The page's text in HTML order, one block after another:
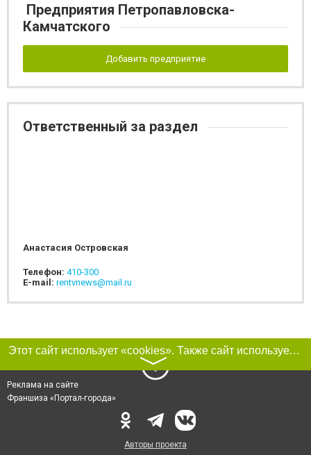
Предприятия Петропавловска-
Камчатского
Добавить предприятие
Ответственный за раздел
Анастасия Островская
Телефон: 410-300
E-mail: rentvnews@mail.ru
Этот сайт использует «cookies». Также сайт использует интернет-сервис для сбора технических данных касательно посетителей с целью получения маркетинговой и статистической информации. Условия обработки данных посетителей сайта см.
〉
Реклама на сайте
Франшиза «Портал-города»
Авторы проекта